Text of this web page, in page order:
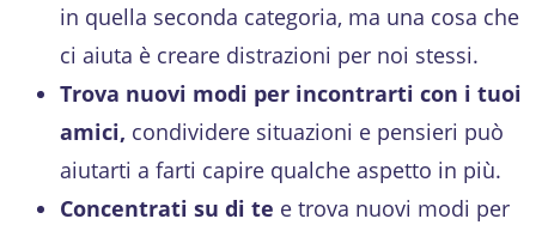
in quella seconda categoria, ma una cosa che
ci aiuta è creare distrazioni per noi stessi.
Trova nuovi modi per incontrarti con i tuoi
amici, condividere situazioni e pensieri può
aiutarti a farti capire qualche aspetto in più.
Concentrati su di te e trova nuovi modi per